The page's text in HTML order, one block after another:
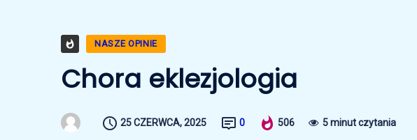
NASZE OPINIE
Chora eklezjologia
25 CZERWCA, 2025 0 506 5 minut czytania